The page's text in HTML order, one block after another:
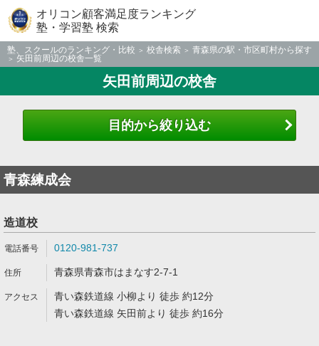
オリコン顧客満足度ランキング
塾・学習塾 検索
塾、スクールのランキング・比較 校舎検索
青森県の駅・市区町村から探す
矢田前周辺の校舎一覧
矢田前周辺の校舎
目的から絞り込む
青森練成会
造道校
0120-981-737
青森県青森市はまなす2-7-1
青い森鉄道線 小柳より 徒歩 約12分
青い森鉄道線 矢田前より 徒歩 約16分